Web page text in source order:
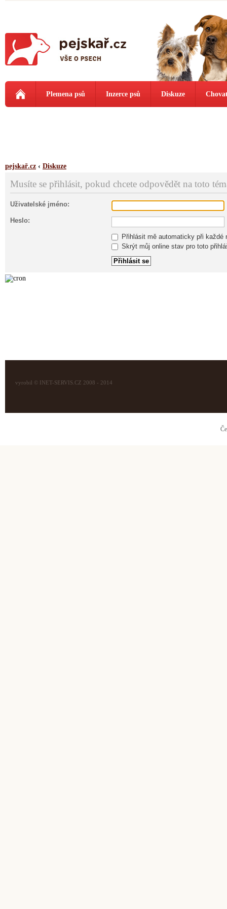
Plemena psů Inzerce psů Diskuze
pejskař.cz ‹ Diskuze
Musíte se přihlásit, pokud chcete odpovědět na toto
Uživatelské jméno:
Heslo:
Přihlásit mě automaticky při každé
Skrýt můj online stav pro toto
vyrobil © INET-SERVIS.CZ 2008 - 2014